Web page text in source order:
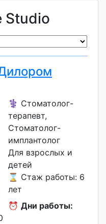
Studio
⚕️ Стоматолог-
терапевт,
Стоматолог-
имплантолог
Для взрослых и
детей
⌛ Стаж работы: 6
лет
⏰ Дни работы: